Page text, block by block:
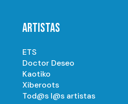
ARTISTAS
ETS
Doctor Deseo
Kaotiko
Xiberoots
Tod@s l@s artistas